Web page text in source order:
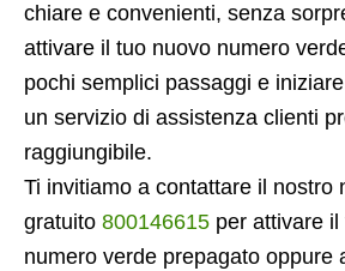
chiare e convenienti, senza
attivare il tuo nuovo numero
pochi semplici passaggi e
un servizio di assistenza clienti
raggiungibile.
Ti invitiamo a contattare il nostro
gratuito 800146615 per attivare
numero verde prepagato oppure